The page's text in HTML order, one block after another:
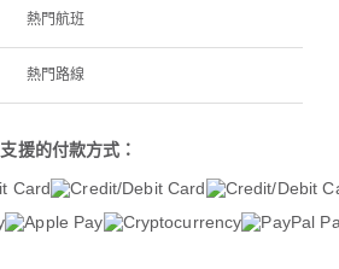
熱門航班
熱門路線
支援的付款方式：